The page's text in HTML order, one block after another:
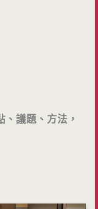
議題、方法，